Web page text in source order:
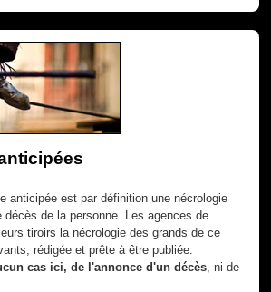
anticipée est par définition une nécrologie
décès de la personne. Les agences de
tiroirs la nécrologie des grands de ce
rédigée et prête à être publiée.
cas ici, de l'annonce d'un décès , ni de